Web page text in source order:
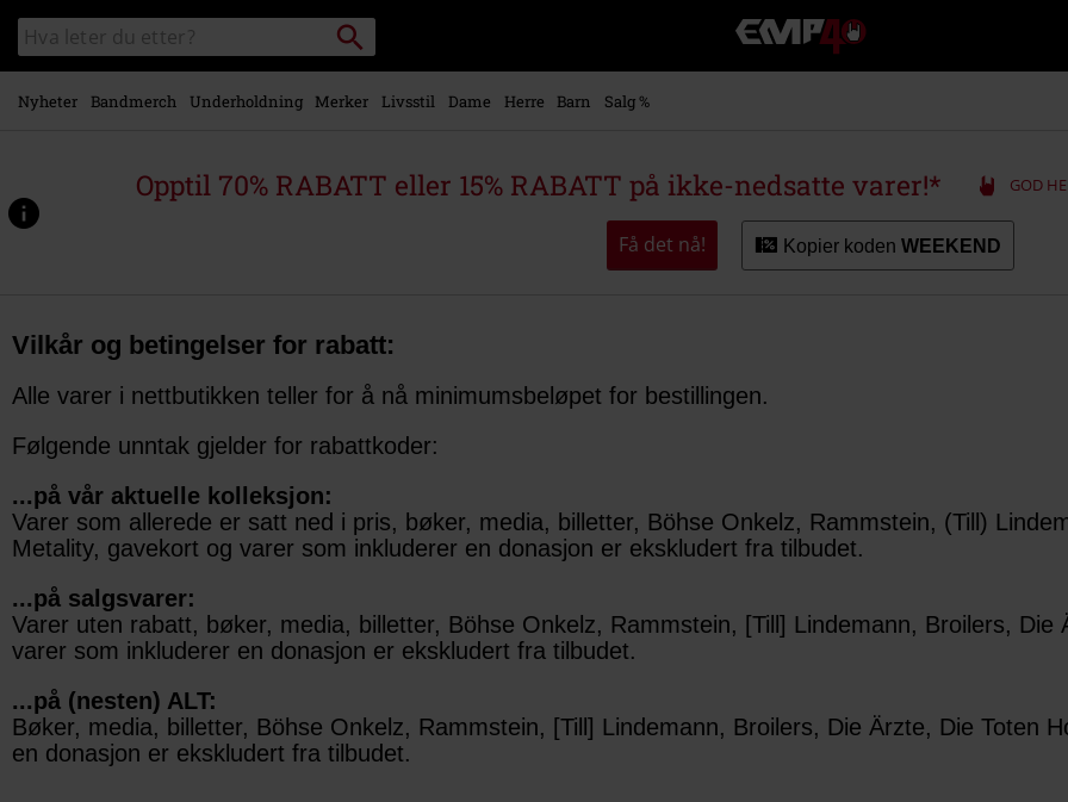
Skipp til
hovedinnhold
Søk
i
katalogen
Søk
EMP
-
Musikk,
merch
Alternativ
mote
Nyheter Bandmerch Underholdning Merker Livsstil Dame Herre Barn Salg %
Opptil 70% RABATT eller 15% RABATT på ikke-nedsatte varer!* GOD
Få det nå! Kopier koden WEEKEND
Vilkår og betingelser for rabatt:
Alle varer i nettbutikken teller for å nå minimumsbeløpet for bestillingen.
Følgende unntak gjelder for rabattkoder:
...på vår aktuelle kolleksjon:
Varer som allerede er satt ned i pris, bøker, media, billetter, Böhse Onkelz, Rammstein, (Till)
Metality, gavekort og varer som inkluderer en donasjon er ekskludert fra tilbudet.
...på salgsvarer:
Varer uten rabatt, bøker, media, billetter, Böhse Onkelz, Rammstein, [Till] Lindemann, Broilers,
varer som inkluderer en donasjon er ekskludert fra tilbudet.
...på (nesten) ALT:
Bøker, media, billetter, Böhse Onkelz, Rammstein, [Till] Lindemann, Broilers, Die Ärzte, Die Toten
en donasjon er ekskludert fra tilbudet.